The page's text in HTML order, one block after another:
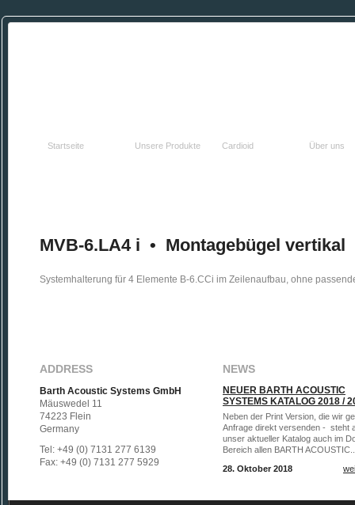
Startseite Unsere Produkte Cardioid Über uns
MVB-6.LA4 i • Montagebügel vertikal
Systemhalterung für 4 Elemente B-6.CCi im Zeilenaufbau, ohne
ADDRESS
Barth Acoustic Systems GmbH
Mäuswedel 11
74223 Flein
Germany
Tel: +49 (0) 7131 277 6139
Fax: +49 (0) 7131 277 5929
NEWS
NEUER BARTH ACOUSTIC
SYSTEMS KATALOG 2018 /
Neben der Print Version, die wir
Anfrage direkt versenden - steht
unser aktueller Katalog auch im
Bereich allen BARTH
28. Oktober 2018